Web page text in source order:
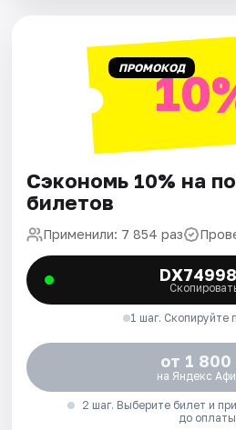
ПРОМОКОД
Сэкономь 10% на
билетов
Применили: 7 854 раз
1 шаг. Скопируйте
от 1 800
на Яндекс
2 шаг. Выберите билет и
до оплаты